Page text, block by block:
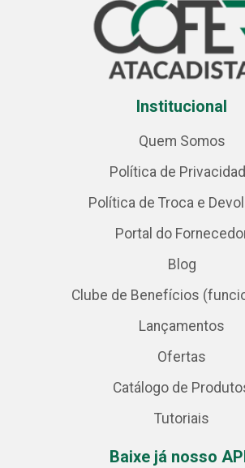
Institucional
Quem Somos
Política de
Política de Troca e
Portal do
Blog
Clube de Benefícios
Lançamentos
Ofertas
Catálogo de
Tutoriais
Baixe já nosso